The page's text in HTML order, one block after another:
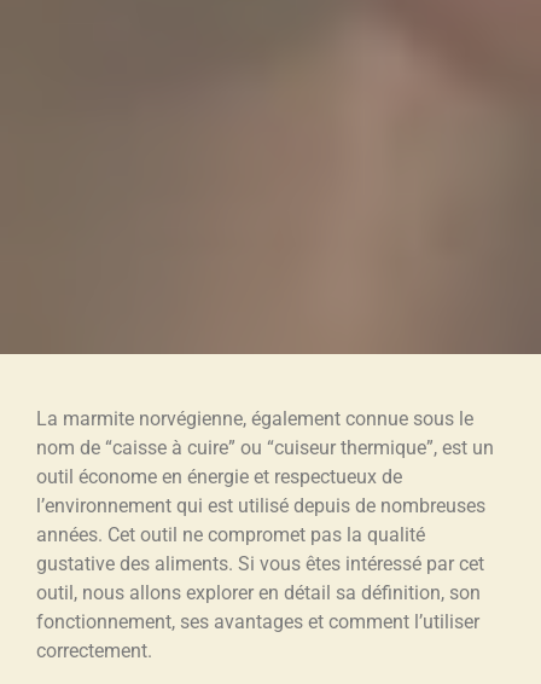
La marmite norvégienne, également connue sous le
nom de “caisse à cuire” ou “cuiseur thermique”, est un
outil économe en énergie et respectueux de
l’environnement qui est utilisé depuis de nombreuses
années. Cet outil ne compromet pas la qualité
gustative des aliments. Si vous êtes intéressé par cet
outil, nous allons explorer en détail sa définition, son
fonctionnement, ses avantages et comment l’utiliser
correctement.